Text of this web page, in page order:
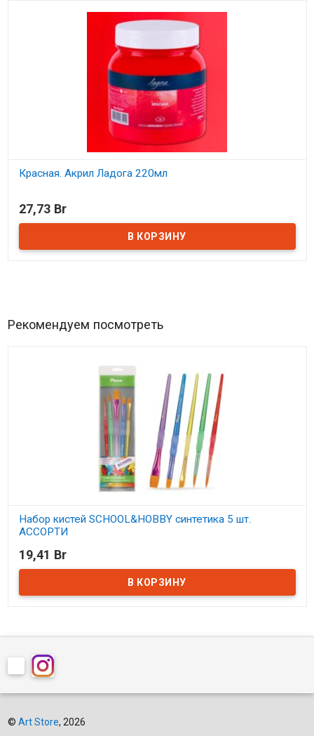
Красная. Акрил Ладога 220мл
27,73 Br
Рекомендуем посмотреть
Набор кистей SCHOOL&HOBBY синтетика 5 шт.
АССОРТИ
В наличии
19,41 Br
© Art Store, 2026